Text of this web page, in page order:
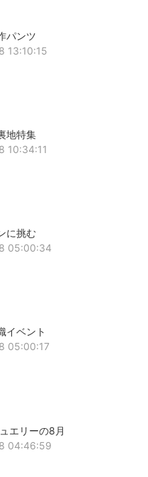
パンツ
13:10:15
地特集
10:34:11
に挑む
05:00:34
イベント
05:00:17
エリーの8月
04:46:59